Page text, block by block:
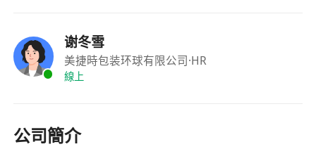
supervisors on an ad-hoc basis.
Job Requirements
Bachelor’s degree or above; at least 3
international sales, order follow-up, etc.
Proficient in Cantonese and English with
谢冬雪
美捷時包装环球有限公司·HR
線上
公司簡介